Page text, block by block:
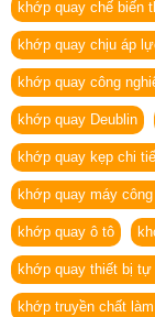
khớp quay chế biến
khớp quay chịu áp
khớp quay công
khớp quay Deublin
khớp quay kẹp chi
khớp quay máy
khớp quay ô tô
khớp quay thiết bị tự
khớp truyền chất